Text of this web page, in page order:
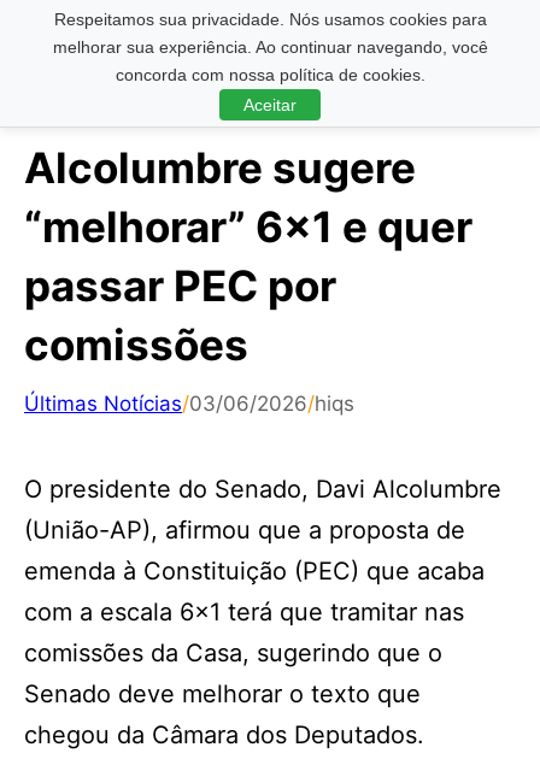
Respeitamos sua privacidade. Nós usamos cookies para
melhorar sua experiência. Ao continuar navegando, você
concorda com nossa política de cookies.
Aceitar
Pesquisar ...
Alcolumbre sugere
“melhorar” 6×1 e quer
passar PEC por
comissões
Últimas Notícias/03/06/2026/hiqs
O presidente do Senado, Davi Alcolumbre
(União-AP), afirmou que a proposta de
emenda à Constituição (PEC) que acaba
com a escala 6×1 terá que tramitar nas
comissões da Casa, sugerindo que o
Senado deve melhorar o texto que
chegou da Câmara dos Deputados.